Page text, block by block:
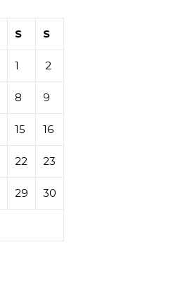
S S
1 2
8 9
15 16
22 23
29 30